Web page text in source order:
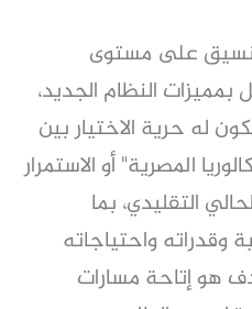
على مستوى
بمميزات النظام الجديد،
له حرية الاختيار بين
المصرية" أو الاستمرار
التقليدي، بما
وقدراته واحتياجاته
هو إتاحة مسارات